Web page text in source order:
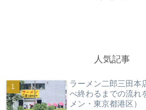
人気記事
ラーメン二郎三田本
べ終わるまでの流れ
メン・東京都港区）